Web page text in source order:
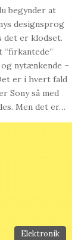
begynder at
designsprog
det er klodset.
“firkantede”
nytænkende –
er i hvert fald
Sony så med
Men det er…
Elektronik